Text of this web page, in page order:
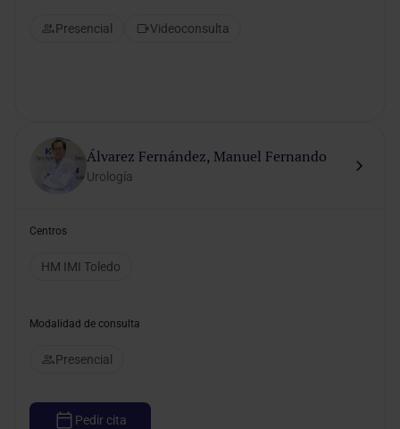
Presencial Videoconsulta
Álvarez Fernández, Manuel Fernando
Urología
Centros
HM IMI Toledo
Modalidad de consulta
Presencial
Pedir cita